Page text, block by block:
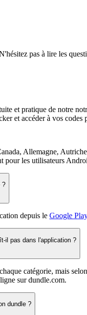
pas à lire les
et pratique de notre
et accéder à vos codes
Allemagne,
pour les utilisateurs
?
depuis le Google
il pas dans l'application ?
catégorie, mais
sur dundle.com.
dundle ?